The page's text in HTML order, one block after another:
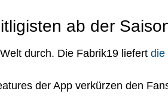
ab der
durch. Die Fabrik19 liefertdie
der App verkürzen den